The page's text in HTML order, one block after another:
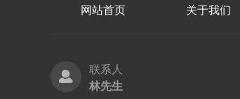
网站首页 关于我们
联系人
林先生